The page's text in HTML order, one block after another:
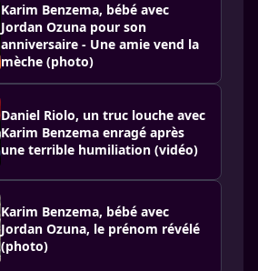
Karim Benzema, bébé avec
Jordan Ozuna pour son
anniversaire - Une amie vend la
mèche (photo)
Daniel Riolo, un truc louche avec
Karim Benzema enragé après
une terrible humiliation (vidéo)
Karim Benzema, bébé avec
Jordan Ozuna, le prénom révélé
(photo)